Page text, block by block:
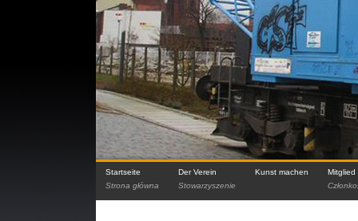
Startseite
Strona główna
Der Verein
Stowarzyszenie
Kunst machen
Mitglied